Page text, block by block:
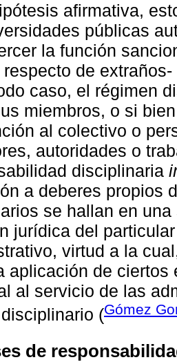
afirmativa,
públicas
la función
de
caso, el régimen
miembros, o si
al colectivo o
autoridades o
disciplinaria
a deberes propios
se hallan en
jurídica del
virtud a la
aplicación de
al servicio de las
(Gómez
de